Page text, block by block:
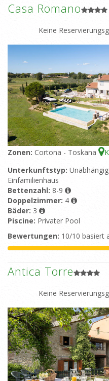
Casa Romano
Keine
Zonen: Cortona - Toskana
Unterkunftstyp:
Einfamilienhaus
Bettenzahl: 8-9
Doppelzimmer: 4
Bäder: 3
Piscine: Privater Pool
Bewertungen: 10/10 basiert
Antica Torre
Keine